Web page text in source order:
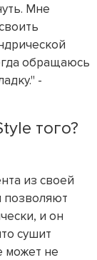
Мне
обращаюсь
-
того?
из своей
позволяют
и он
сушит
может не